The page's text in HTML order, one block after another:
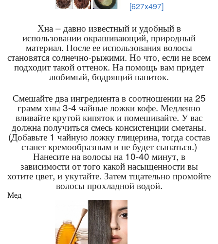
[627x497]
Хна – давно известный и удобный в
использовании окрашивающий, природный
материал. После ее использования волосы
становятся солнечно-рыжими. Но что, если не всем
подходит такой оттенок. На помощь вам придет
любимый, бодрящий напиток.
Смешайте два ингредиента в соотношении на 25
грамм хны 3-4 чайные ложки кофе. Медленно
вливайте крутой кипяток и помешивайте. У вас
должна получиться смесь консистенции сметаны.
(Добавьте 1 чайную ложку глицерина, тогда состав
станет кремообразным и не будет сыпаться.)
Нанесите на волосы на 10-40 минут, в
зависимости от того какой насыщенности вы
хотите цвет, и укутайте. Затем тщательно промойте
волосы прохладной водой.
Мед